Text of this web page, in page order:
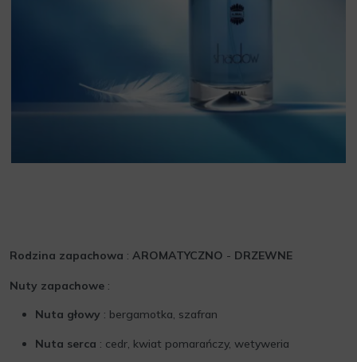
Rodzina zapachowa : AROMATYCZNO - DRZEWNE
Nuty zapachowe :
Nuta głowy : bergamotka, szafran
Nuta serca : cedr, kwiat pomarańczy, wetyweria